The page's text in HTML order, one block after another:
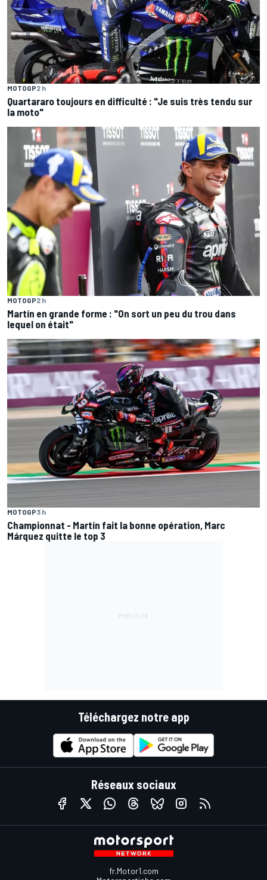
MOTOGP2 h
Quartararo toujours en difficulté : "Je suis très tendu sur
la moto"
MOTOGP2 h
Martín en grande forme : "On sort un peu du trou dans
lequel on était"
MOTOGP3 h
Championnat - Martín fait la bonne opération, Marc
Márquez quitte le top 3
Téléchargez notre app
Réseaux sociaux
fr.Motor1.com